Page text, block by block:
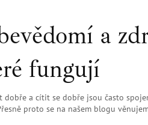
a
fungují
dobře a cítit se dobře jsou často
proto se na našem blogu